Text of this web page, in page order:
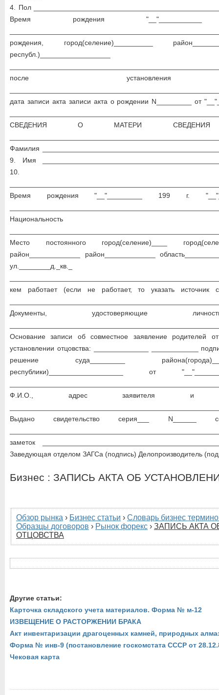
4. Пол
Время рождения
рождения, город(селение)__________
республ.)__________________
после установления
дата записи акта записи акта о рождении N_________ от
СВЕДЕНИЯ О МАТЕРИ
Фамилия
9. Имя
10.
Время рождения "__"_________ 199 г.
Национальность
Место постоянного город(селение)____
район_____________ район_____________
ул.________д._кв._
кем работает (если не работает, то указать источник
Документы, удостоверяющие
Основание записи об совместное заявление родителей
установлении отцовства: ______________ ____________
решение суда_________
республики)___________________ от
Ф.И.О., адрес заявителя и
Выдано свидетельство серия___ N______
заметок
Заведующая отделом ЗАГСа (подпись) Делопроизводитель
Бизнес : ЗАПИСЬ АКТА ОБ
Обзор рынка › Бизнес статьи › Словарь бизнес
Образцы договоров › Рынок форекс › ЗАПИСЬ АКТА
ОТЦОВСТВА
Другие статьи:
Карточка складского учета материалов. Форма № м-12
ИЗВЕЩЕНИЕ О РАСТОРЖЕНИИ БРАКА
Акт инвентаризации драгоценных камней, природных
Форма № инв-9 (постановление госкомстата СССР от
Чековая карта